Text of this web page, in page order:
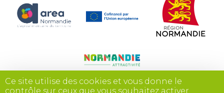
Ce site utilise des cookies et vous donne le
contrôle sur ceux que vous souhaitez activer